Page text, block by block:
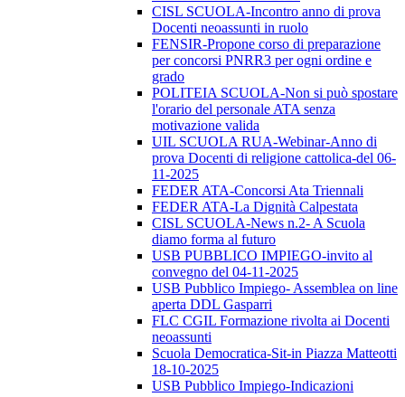
CISL SCUOLA-Incontro anno di prova
Docenti neoassunti in ruolo
FENSIR-Propone corso di preparazione
per concorsi PNRR3 per ogni ordine e
grado
POLITEIA SCUOLA-Non si può spostare
l'orario del personale ATA senza
motivazione valida
UIL SCUOLA RUA-Webinar-Anno di
prova Docenti di religione cattolica-del 06-
11-2025
FEDER ATA-Concorsi Ata Triennali
FEDER ATA-La Dignità Calpestata
CISL SCUOLA-News n.2- A Scuola
diamo forma al futuro
USB PUBBLICO IMPIEGO-invito al
convegno del 04-11-2025
USB Pubblico Impiego- Assemblea on line
aperta DDL Gasparri
FLC CGIL Formazione rivolta ai Docenti
neoassunti
Scuola Democratica-Sit-in Piazza Matteotti
18-10-2025
USB Pubblico Impiego-Indicazioni